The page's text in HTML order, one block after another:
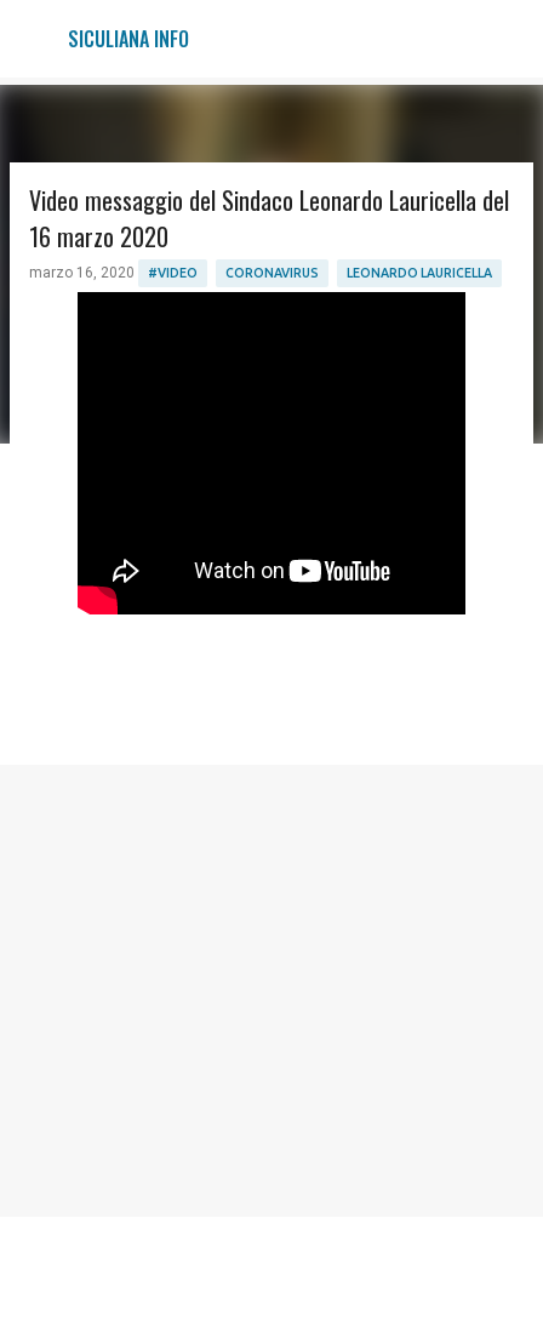
Passa ai contenuti principali
SICULIANA INFO
Video messaggio del Sindaco Leonardo Lauricella del
16 marzo 2020
marzo 16, 2020 #VIDEO CORONAVIRUS LEONARDO LAURICELLA